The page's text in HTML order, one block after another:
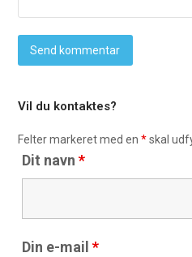
Vil du kontaktes?
Felter markeret med en*skal
Dit navn*
Din e-mail*